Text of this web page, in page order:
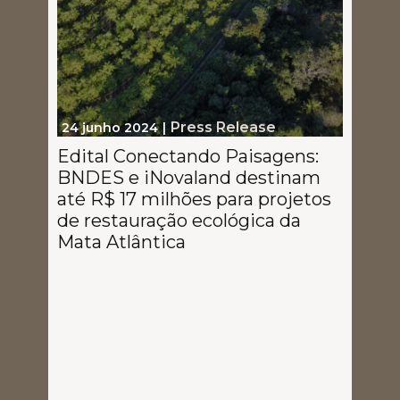
24 junho 2024 Press Release
Edital Conectando Paisagens:
BNDES e iNovaland destinam
até R$ 17 milhões para projetos
de restauração ecológica da
Mata Atlântica